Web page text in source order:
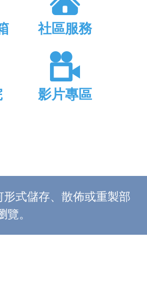
社區服務
影片專區
式儲存、散佈或重製部
。